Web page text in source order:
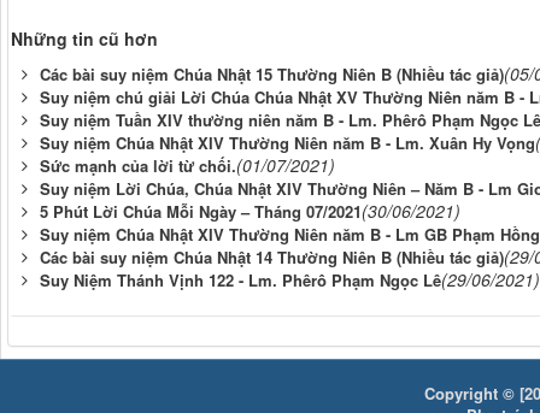
Những tin cũ hơn
Các bài suy niệm Chúa Nhật 15 Thường Niên B (Nhiều tác giả)(05/
Suy niệm chú giải Lời Chúa Chúa Nhật XV Thường Niên năm B -
Suy niệm Tuần XIV thường niên năm B - Lm. Phêrô Phạm Ngọc Lê
Suy niệm Chúa Nhật XIV Thường Niên năm B - Lm. Xuân Hy Vọng
Sức mạnh của lời từ chối.(01/07/2021)
Suy niệm Lời Chúa, Chúa Nhật XIV Thường Niên – Năm B - Lm
5 Phút Lời Chúa Mỗi Ngày – Tháng 07/2021(30/06/2021)
Suy niệm Chúa Nhật XIV Thường Niên năm B - Lm GB Phạm
Các bài suy niệm Chúa Nhật 14 Thường Niên B (Nhiều tác giả)(29/
Suy Niệm Thánh Vịnh 122 - Lm. Phêrô Phạm Ngọc Lê(29/06/2021)
Copyright ©